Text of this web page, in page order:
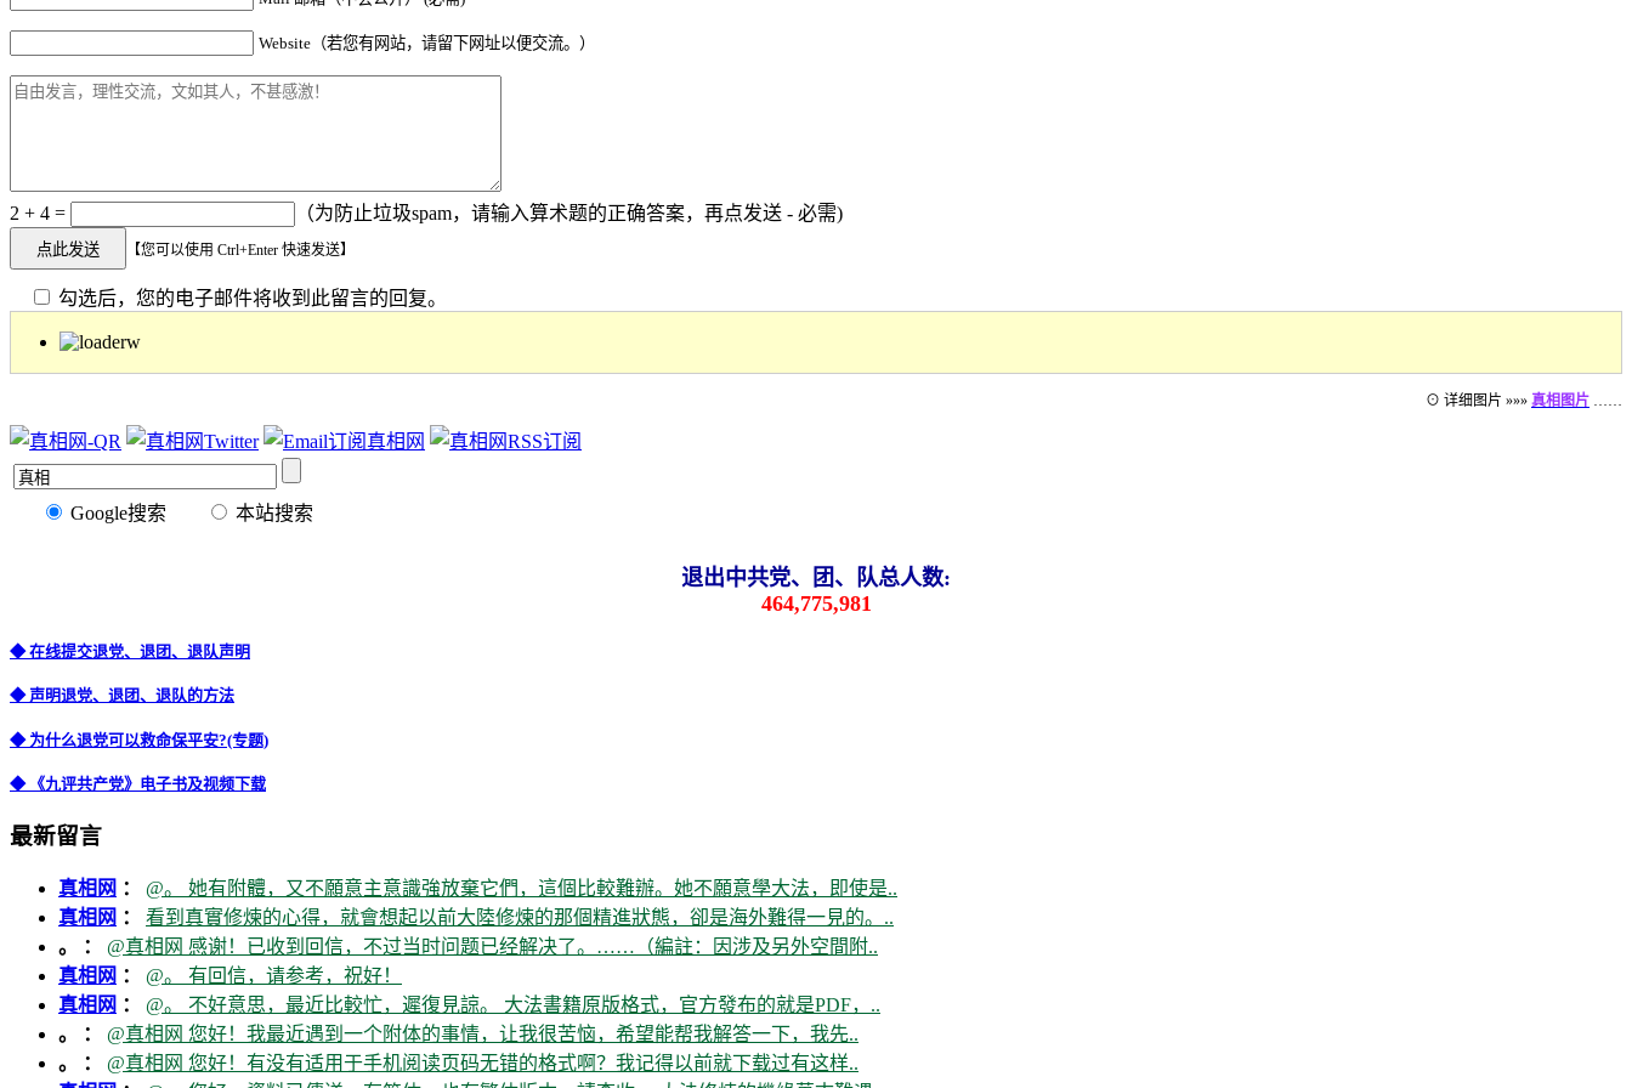
Website（若您有网站，请留下网址以便交流。）
2 + 4 = （为防止垃圾spam，请输入算术题的正确答案，再点发送 - 必需)
【您可以使用 Ctrl+Enter 快速发送】
勾选后，您的电子邮件将收到此留言的回复。
⊙ 详细图片 »»» 真相图片 ……
Google搜索 本站搜索
退出中共党、团、队总人数:
464,775,981
◆ 在线提交退党、退团、退队声明
◆ 声明退党、退团、退队的方法
◆ 为什么退党可以救命保平安?(专题)
◆ 《九评共产党》电子书及视频下载
最新留言
真相网 ： @。 她有附體，又不願意主意識強放棄它們，這個比較難辦。她不願意學大法，即使是..
真相网 ： 看到真實修煉的心得，就會想起以前大陸修煉的那個精進狀態，卻是海外難得一見的。..
。 ： @真相网 感谢！已收到回信，不过当时问题已经解决了。……（編註：因涉及另外空間附..
真相网 ： @。 有回信，请参考，祝好！
真相网 ： @。 不好意思，最近比較忙，遲復見諒。 大法書籍原版格式，官方發布的就是PDF，..
。 ： @真相网 您好！我最近遇到一个附体的事情，让我很苦恼，希望能帮我解答一下，我先..
。 ： @真相网 您好！有没有适用于手机阅读页码无错的格式啊？我记得以前就下载过有这样..